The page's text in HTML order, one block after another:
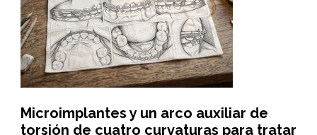
Microimplantes y un arco auxiliar de
torsión de cuatro curvaturas para tratar